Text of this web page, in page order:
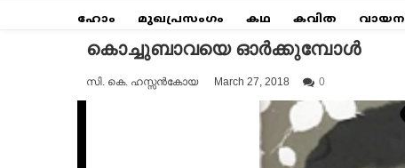
Mumbai Kaakka
ഹോം മുഖപ്രസംഗം കഥ കവിത വായന
കൊച്ചുബാവയെ ഓർക്കുമ്പോൾ
സി. കെ. ഹസ്സൻകോയ March 27, 2018 0